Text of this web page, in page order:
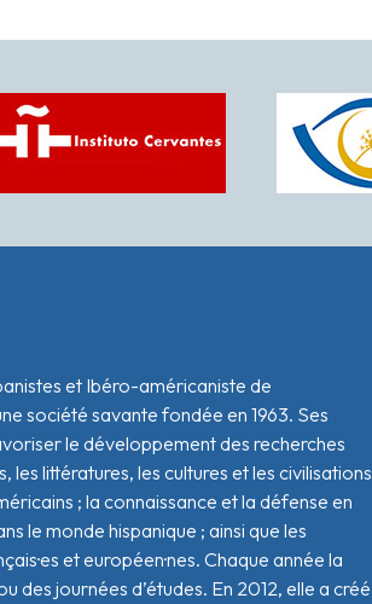
et Ibéro-américaniste de
société savante fondée en 1963. Ses
le développement des recherches
les littératures, les cultures et les civilisations
; la connaissance et la défense en
le monde hispanique ; ainsi que les
et européen·nes. Chaque année la
des journées d’études. En 2012, elle a créé